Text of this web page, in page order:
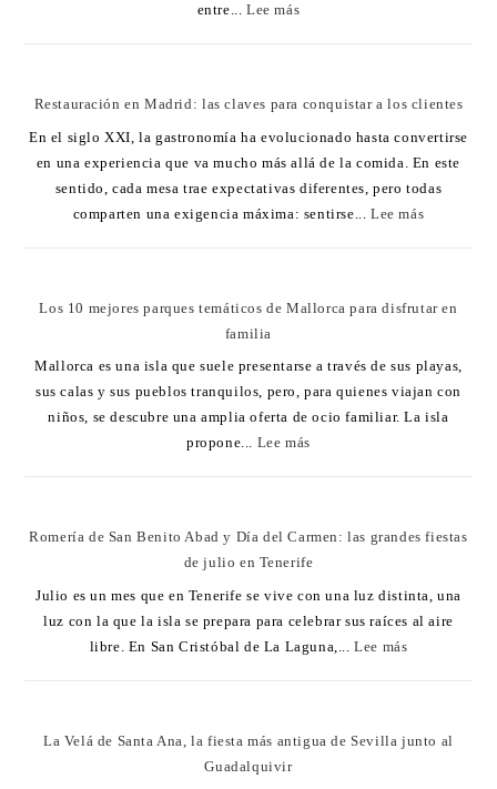
entre...Lee más
Restauración en Madrid: las claves para conquistar a los clientes
En el siglo XXI, la gastronomía ha evolucionado hasta convertirse
en una experiencia que va mucho más allá de la comida. En este
sentido, cada mesa trae expectativas diferentes, pero todas
comparten una exigencia máxima: sentirse...Lee más
Los 10 mejores parques temáticos de Mallorca para disfrutar en
familia
Mallorca es una isla que suele presentarse a través de sus playas,
sus calas y sus pueblos tranquilos, pero, para quienes viajan con
niños, se descubre una amplia oferta de ocio familiar. La isla
propone... Lee más
Romería de San Benito Abad y Día del Carmen: las grandes fiestas
de julio en Tenerife
Julio es un mes que en Tenerife se vive con una luz distinta, una
luz con la que la isla se prepara para celebrar sus raíces al aire
libre. En San Cristóbal de La Laguna,...Lee más
La Velá de Santa Ana, la fiesta más antigua de Sevilla junto al
Guadalquivir